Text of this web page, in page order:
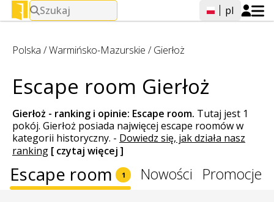
Szukaj pl
Polska /Warmińsko-Mazurskie /Gierłoż
Escape room Gierłoż
Gierłoż - ranking i opinie: Escape room. Tutaj jest 1
pokój. Gierłoż posiada najwięcej escape roomów w
kategorii historyczny. - Dowiedz się, jak działa nasz
ranking [ czytaj więcej ]
Escape room 1 Nowości Promocje